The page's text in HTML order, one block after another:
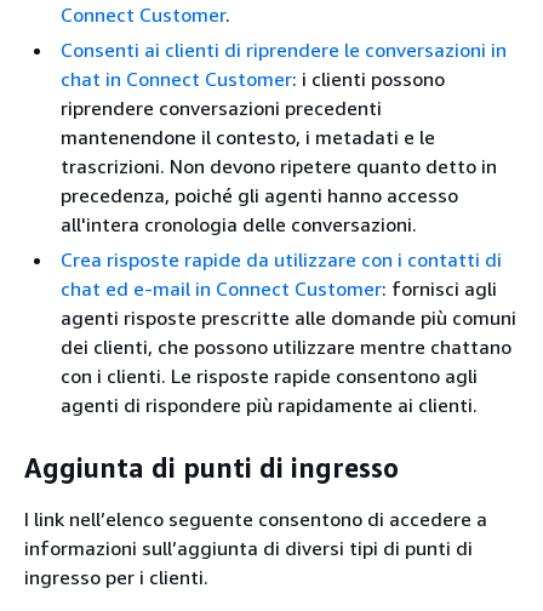
Connect Customer.
Consenti ai clienti di riprendere le conversazioni in
chat in Connect Customer: i clienti possono
riprendere conversazioni precedenti
mantenendone il contesto, i metadati e le
trascrizioni. Non devono ripetere quanto detto in
precedenza, poiché gli agenti hanno accesso
all'intera cronologia delle conversazioni.
Crea risposte rapide da utilizzare con i contatti di
chat ed e-mail in Connect Customer: fornisci agli
agenti risposte prescritte alle domande più comuni
dei clienti, che possono utilizzare mentre chattano
con i clienti. Le risposte rapide consentono agli
agenti di rispondere più rapidamente ai clienti.
Aggiunta di punti di ingresso
I link nell’elenco seguente consentono di accedere a
informazioni sull’aggiunta di diversi tipi di punti di
ingresso per i clienti.